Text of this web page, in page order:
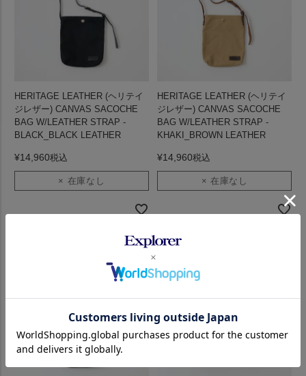
HERITAGE LEATHER (ヘリテイ
ジレザー) CANVAS SACOCHE
BAG W/LEATHER STRAP -
BLACK_BLACK LEATHER
¥14,960税込
× 在庫なし
HERITAGE LEATHER (ヘリテイ
ジレザー) CANVAS SACOCHE
BAG W/LEATHER STRAP -
KHAKI_BROWN LEATHER
¥14,960税込
× 在庫なし